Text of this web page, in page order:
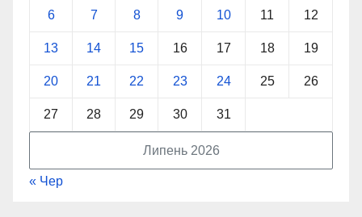
Липень 2026
6 7 8 9 10 11 12
13 14 15 16 17 18 19
20 21 22 23 24 25 26
27 28 29 30 31
« Чер